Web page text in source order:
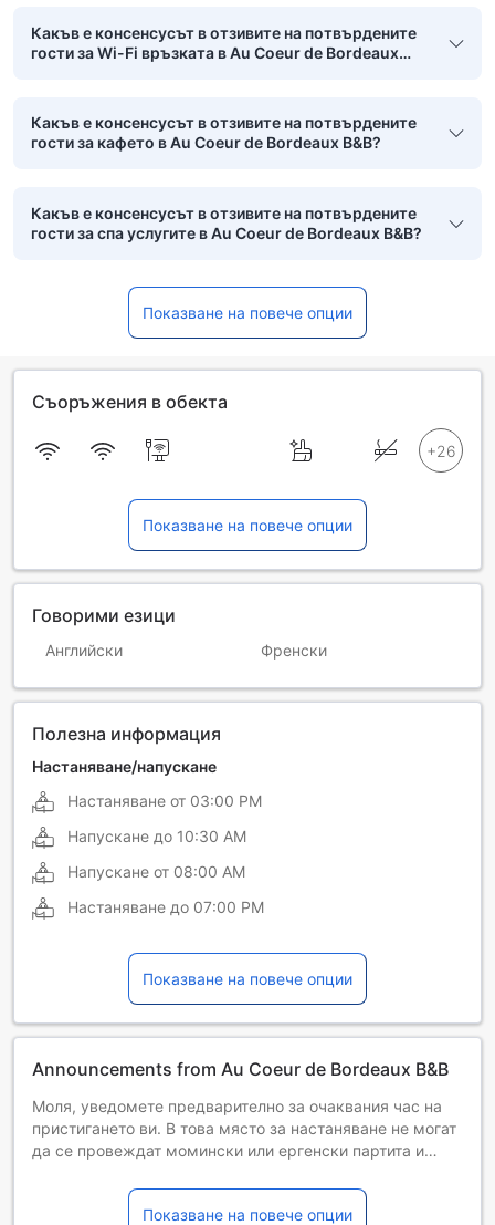
Какъв е консенсусът в отзивите на потвърдените
гости за Wi-Fi връзката в Au Coeur de Bordeaux
Какъв е консенсусът в отзивите на потвърдените
гости за кафето в Au Coeur de Bordeaux B&B?
Какъв е консенсусът в отзивите на потвърдените
гости за спа услугите в Au Coeur de Bordeaux B&B?
Показване на повече опции
Съоръжения в обекта
Показване на повече опции
Говорими езици
Английски Френски
Полезна информация
Настаняване/напускане
Настаняване от 03:00 PM
Напускане до 10:30 AM
Напускане от 08:00 AM
Настаняване до 07:00 PM
Показване на повече опции
Announcements from Au Coeur de Bordeaux B&B
Моля, уведомете предварително за очаквания час на
пристигането ви. В това място за настаняване не могат
да се провеждат момински или ергенски партита и
Показване на повече опции